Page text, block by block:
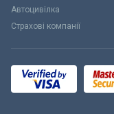
Автоцивілка
Страхові компанії